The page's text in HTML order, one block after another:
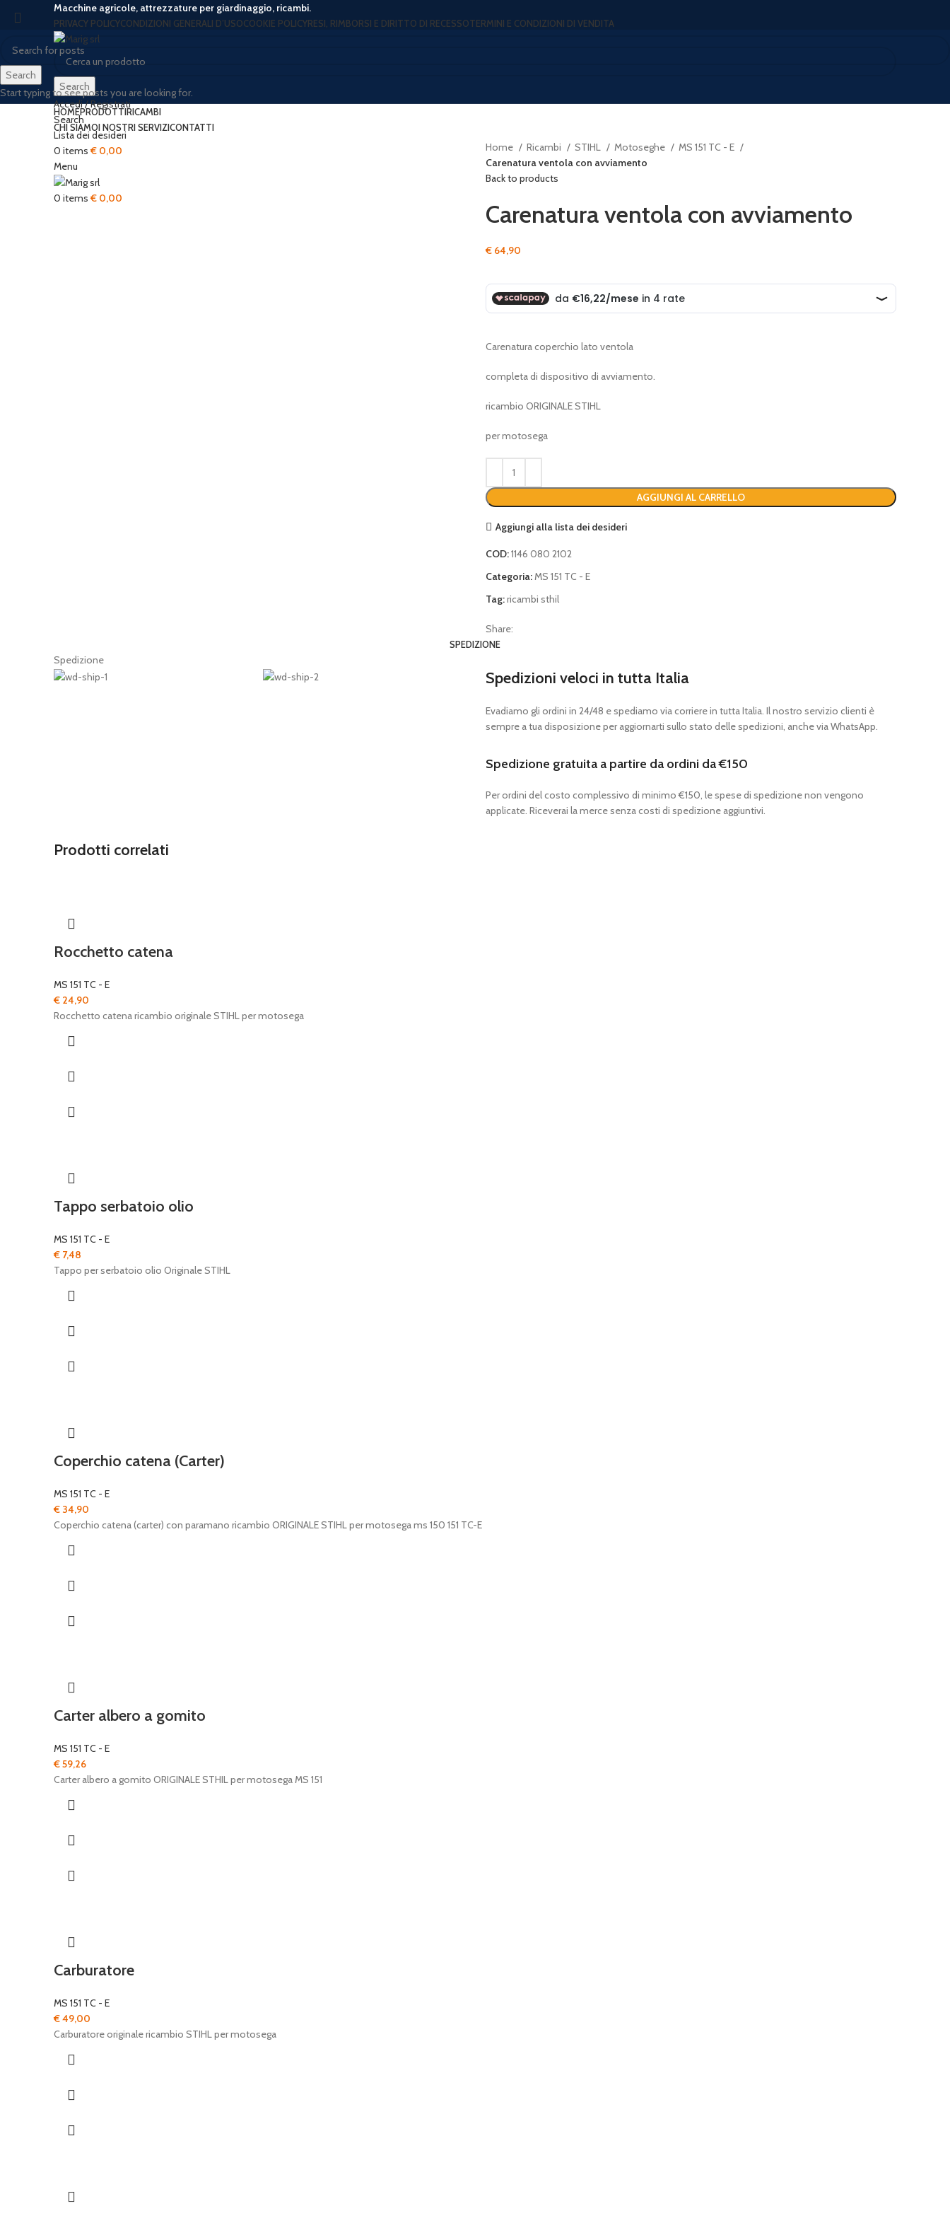
Macchine agricole, attrezzature per giardinaggio, ricambi.
PRIVACY POLICYCONDIZIONI GENERALI D’USOCOOKIE POLICYRESI, RIMBORSI E DIRITTO DI RECESSOTERMINI E CONDIZIONI DI VENDITA
Search
Accedi / Registrati
Search
Lista dei desideri
0 items € 0,00
Menu
0 items € 0,00
HOMEPRODOTTIRICAMBI
CHI SIAMOI NOSTRI SERVIZICONTATTI
Home Ricambi STIHL Motoseghe
MS 151 TC - E
Carenatura ventola con avviamento
Back to products
Carenatura ventola con avviamento
€ 64,90
Carenatura coperchio lato ventola
completa di dispositivo di avviamento.
ricambio ORIGINALE STIHL
per motosega
AGGIUNGI AL CARRELLO
Aggiungi alla lista dei desideri
COD:1146 080 2102
Categoria:MS 151 TC - E
Tag:ricambi sthil
Share:
SPEDIZIONE
Spedizione
Spedizioni veloci in tutta Italia
Evadiamo gli ordini in 24/48 e spediamo via corriere in tutta Italia. Il nostro servizio clienti è
sempre a tua disposizione per aggiornarti sullo stato delle spedizioni, anche via WhatsApp.
Spedizione gratuita a partire da ordini da €150
Per ordini del costo complessivo di minimo €150, le spese di spedizione non vengono
applicate. Riceverai la merce senza costi di spedizione aggiuntivi.
Prodotti correlati
Rocchetto catena
MS 151 TC - E
€ 24,90
Rocchetto catena ricambio originale STIHL per motosega
Tappo serbatoio olio
MS 151 TC - E
€ 7,48
Tappo per serbatoio olio Originale STIHL
Coperchio catena (Carter)
MS 151 TC - E
€ 34,90
Coperchio catena (carter) con paramano ricambio ORIGINALE STIHL per motosega ms 150 151 TC-E
Carter albero a gomito
MS 151 TC - E
€59,26
Carter albero a gomito ORIGINALE STHIL per motosega MS 151
Carburatore
MS 151 TC - E
€49,00
Carburatore originale ricambio STIHL per motosega
Search
Start typing to see posts you are looking for.